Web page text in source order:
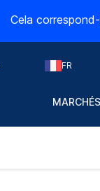
Cela
FR